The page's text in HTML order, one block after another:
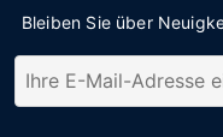
Bleiben Sie über